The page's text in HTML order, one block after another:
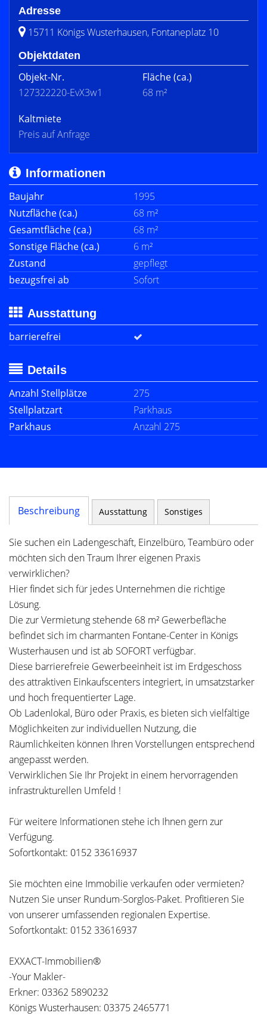
Adresse
15711 Königs Wusterhausen, Fontaneplatz 10
Objektdaten
Objekt-Nr.
127322220-EvX3w1
Fläche(ca.)
68 m²
Kaltmiete
Preis auf Anfrage
Informationen
Baujahr
1995
Nutzfläche (ca.)
68 m²
Gesamtfläche (ca.)
68 m²
Sonstige Fläche (ca.)
6 m²
Zustand
gepflegt
bezugsfrei ab
Sofort
Ausstattung
barrierefrei
Details
Anzahl Stellplätze
275
Stellplatzart
Parkhaus
Parkhaus
Anzahl 275
Beschreibung Ausstattung Sonstiges
Sie suchen ein Ladengeschäft, Einzelbüro, Teambüro oder
möchten sich den Traum Ihrer eigenen Praxis
verwirklichen?
Hier findet sich für jedes Unternehmen die richtige
Lösung.
Die zur Vermietung stehende 68 m² Gewerbefläche
befindet sich im charmanten Fontane-Center in Königs
Wusterhausen und ist ab SOFORT verfügbar.
Diese barrierefreie Gewerbeeinheit ist im Erdgeschoss
des attraktiven Einkaufscenters integriert, in umsatzstarker
und hoch frequentierter Lage.
Ob Ladenlokal, Büro oder Praxis, es bieten sich vielfältige
Möglichkeiten zur individuellen Nutzung, die
Räumlichkeiten können Ihren Vorstellungen entsprechend
angepasst werden.
Verwirklichen Sie Ihr Projekt in einem hervorragenden
infrastrukturellen Umfeld !
Für weitere Informationen stehe ich Ihnen gern zur
Verfügung.
Sofortkontakt: 0152 33616937
Sie möchten eine Immobilie verkaufen oder vermieten?
Nutzen Sie unser Rundum-Sorglos-Paket. Profitieren Sie
von unserer umfassenden regionalen Expertise.
Sofortkontakt: 0152 33616937
EXXACT-Immobilien®
-Your Makler-
Erkner: 03362 5890232
Königs Wusterhausen: 03375 2465771